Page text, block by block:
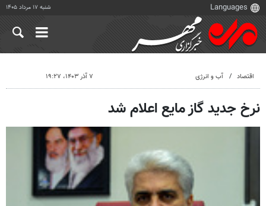
شنبه ۱۷ مرداد ۱۴۰۵
اقتصاد آب و انرژی ۷ آذر ۱۴۰۳، ۱۹:۲۷
نرخ جدید گاز مایع اعلام شد